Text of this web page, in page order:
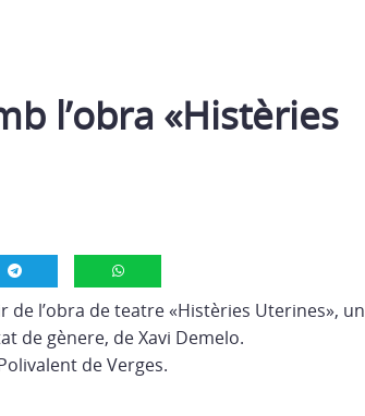
l’obra «Histèries
de l’obra de teatre «Histèries Uterines», un
de gènere, de Xavi Demelo.
de Verges.